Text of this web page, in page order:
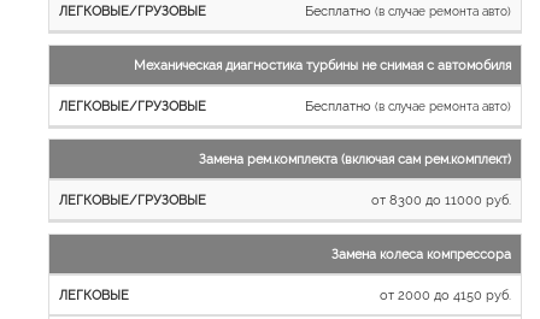
Бесплатно (в случае ремонта авто)
Механическая диагностика турбины не снимая с автомобиля
Бесплатно (в случае ремонта авто)
Замена рем.комплекта (включая сам рем.комплект)
от 8300 до 11000 руб.
Замена колеса компрессора
от 2000 до 4150 руб.